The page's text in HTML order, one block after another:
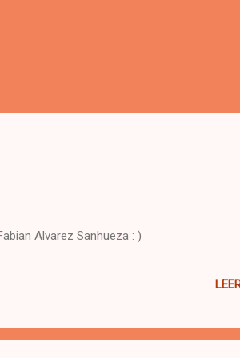
Alvarez Sanhueza : )